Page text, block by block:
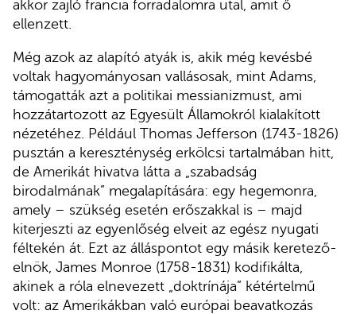
akkor zajló francia forradalomra utal, amit ő
ellenzett.
Még azok az alapító atyák is, akik még kevésbé
voltak hagyományosan vallásosak, mint Adams,
támogatták azt a politikai messianizmust, ami
hozzátartozott az Egyesült Államokról kialakított
nézetéhez. Például Thomas Jefferson (1743-1826)
pusztán a kereszténység erkölcsi tartalmában hitt,
de Amerikát hivatva látta a „szabadság
birodalmának” megalapítására: egy hegemonra,
amely – szükség esetén erőszakkal is – majd
kiterjeszti az egyenlőség elveit az egész nyugati
féltekén át. Ezt az álláspontot egy másik keretező-
elnök, James Monroe (1758-1831) kodifikálta,
akinek a róla elnevezett „doktrínája” kétértelmű
volt: az Amerikákban való európai beavatkozás